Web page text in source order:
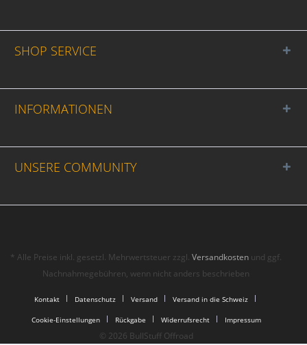
SHOP SERVICE
INFORMATIONEN
UNSERE COMMUNITY
* Alle Preise inkl. gesetzl. Mehrwertsteuer zzgl.Versandkosten und ggf.
Nachnahmegebühren, wenn nicht anders beschrieben
Kontakt Datenschutz Versand Versand in die Schweiz
Cookie-Einstellungen Rückgabe Widerrufsrecht Impressum
© 2026 BullStuff Offroad